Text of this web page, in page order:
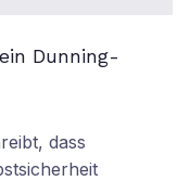
Dunning-
dass